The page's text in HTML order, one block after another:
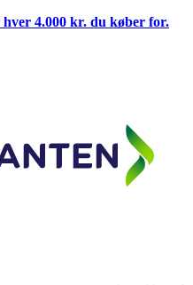
4.000 kr. du køber for.